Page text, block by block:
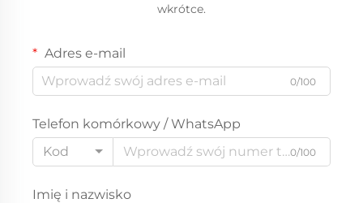
wkrótce.
Adres e-mail
0/100
Telefon komórkowy / WhatsApp
Kod
0/100
Imię i nazwisko